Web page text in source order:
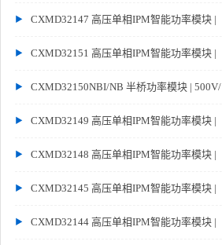
CXMD32147 高压单相IPM智能功率模块 |
CXMD32151 高压单相IPM智能功率模块 |
CXMD32150NBI/NB 半桥功率模块 | 500V/
CXMD32149 高压单相IPM智能功率模块 |
CXMD32148 高压单相IPM智能功率模块 |
CXMD32145 高压单相IPM智能功率模块 |
CXMD32144 高压单相IPM智能功率模块 |